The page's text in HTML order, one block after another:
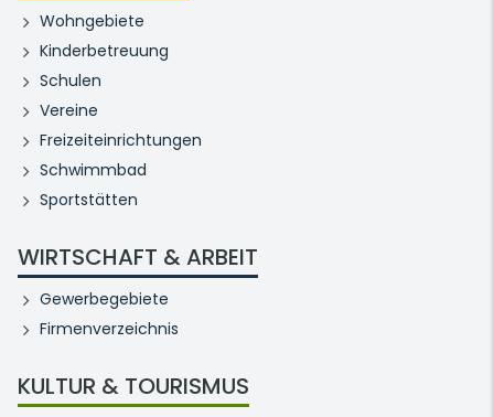
Wohngebiete
Kinderbetreuung
Schulen
Vereine
Freizeiteinrichtungen
Schwimmbad
Sportstätten
WIRTSCHAFT & ARBEIT
Gewerbegebiete
Firmenverzeichnis
KULTUR & TOURISMUS